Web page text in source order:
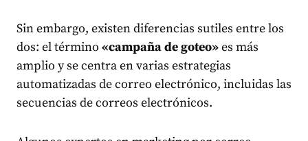
Sin embargo, existen diferencias sutiles entre los
dos: el término «campaña de goteo»es más
amplio y se centra en varias estrategias
automatizadas de correo electrónico, incluidas las
secuencias de correos electrónicos.